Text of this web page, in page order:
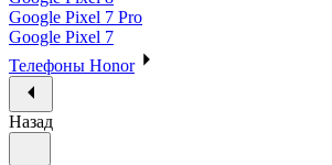
Google Pixel 7 Pro
Google Pixel 7
Телефоны Honor
Назад